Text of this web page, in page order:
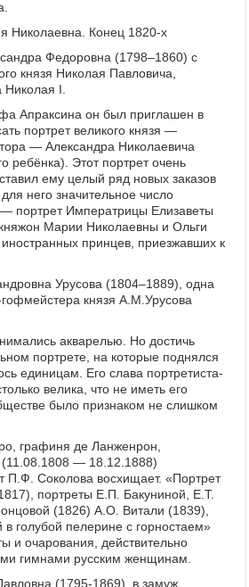
Николаевна. Конец 1820-х
Федоровна (1798–1860) с
князя Николая Павловича,
I.
Апраксина он был приглашен в
портрет великого князя —
— Александра Николаевича
ребёнка). Этот портрет очень
ему целый ряд новых заказов
него значительное число
— портретИмператрицы Елизаветы
Марии Николаевны и Ольги
принцев, приезжавших к
Урусова (1804–1889), одна
князя А.М.Урусова
акварелью. Но достичь
портрете, на которые поднялся
единицам. Его слава портретиста-
велика, что не иметь его
было признаком не слишком
графиня де Ланженрон,
— 18.12.1888)
П.Ф. Соколова восхищает. «Портрет
портреты Е.П. Бакуниной, Е.Т.
(1826) А.О. Витали (1839),
в голубой пелерине с горностаем»
и очарования, действительно
гимнами русским женщинам.
(1795-1869), в замуж.